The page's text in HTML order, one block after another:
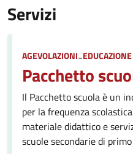
Servizi
Categoria:
AGEVOLAZIONI-
Pacchetto
Il Pacchetto scuola è un
per la frequenza
materiale didattico e
scuole secondarie di